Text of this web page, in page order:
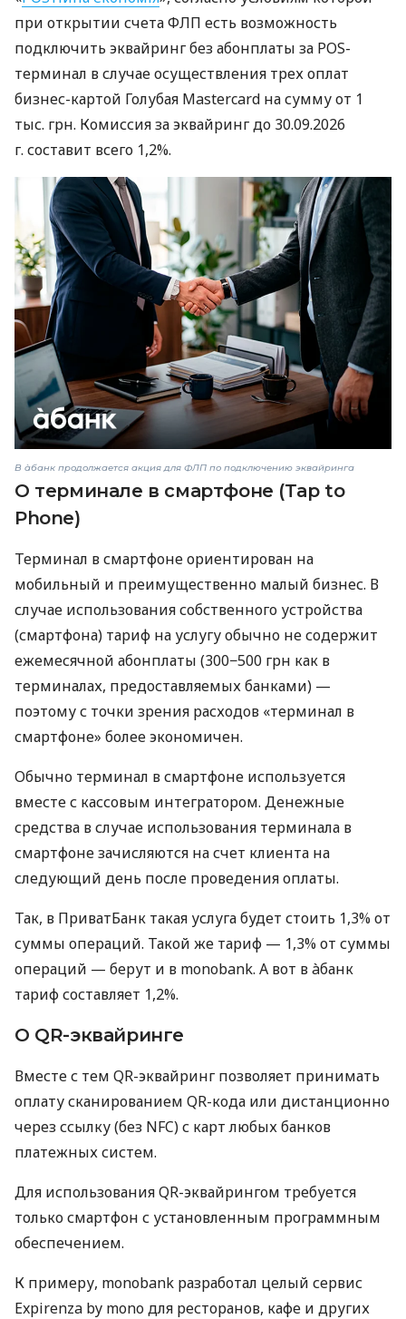
при открытии счета ФЛП есть возможность
подключить эквайринг без абонплаты за POS-
терминал в случае осуществления трех оплат
бизнес-картой Голубая Mastercard на сумму от 1
тыс. грн. Комиссия за эквайринг до 30.09.2026
г. составит всего 1,2%.
В àбанк продолжается акция для ФЛП по подключению эквайринга
О терминале в смартфоне (Tap to
Phone)
Терминал в смартфоне ориентирован на
мобильный и преимущественно малый бизнес. В
случае использования собственного устройства
(смартфона) тариф на услугу обычно не содержит
ежемесячной абонплаты (300−500 грн как в
терминалах, предоставляемых банками) —
поэтому с точки зрения расходов «терминал в
смартфоне» более экономичен.
Обычно терминал в смартфоне используется
вместе с кассовым интегратором. Денежные
средства в случае использования терминала в
смартфоне зачисляются на счет клиента на
следующий день после проведения оплаты.
Так, в ПриватБанк такая услуга будет стоить 1,3% от
суммы операций. Такой же тариф — 1,3% от суммы
операций — берут и в monobank. А вот в àбанк
тариф составляет 1,2%.
О QR-эквайринге
Вместе с тем QR-эквайринг позволяет принимать
оплату сканированием QR-кода или дистанционно
через ссылку (без NFC) с карт любых банков
платежных систем.
Для использования QR-эквайрингом требуется
только смартфон с установленным программным
обеспечением.
К примеру, monobank разработал целый сервис
Expirenza by mono для ресторанов, кафе и других